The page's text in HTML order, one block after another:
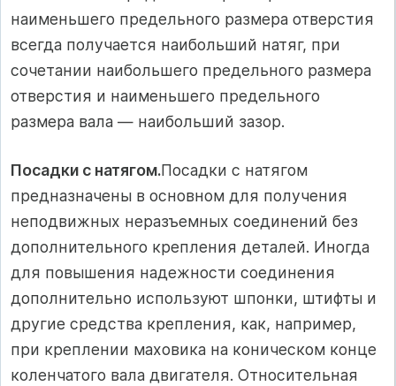
наименьшего предельного размера отверстия
всегда получается наибольший натяг, при
сочетании наибольшего предельного размера
отверстия и наименьшего предельного
размера вала — наибольший зазор.
Посадки с натягом.Посадки с натягом
предназначены в основном для получения
неподвижных неразъемных соединений без
дополнительного крепления деталей. Иногда
для повышения надежности соединения
дополнительно используют шпонки, штифты и
другие средства крепления, как, например,
при креплении маховика на коническом конце
коленчатого вала двигателя. Относительная